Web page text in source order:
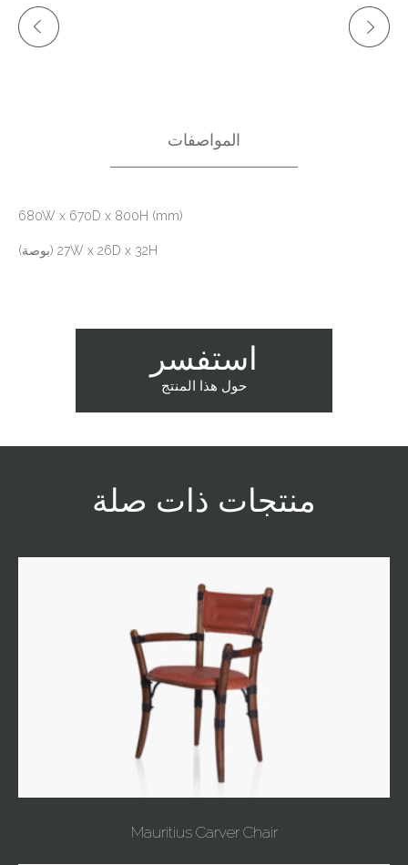
المواصفات
680W x 670D x 800H (mm)
27W x 26D x 32H (بوصة)
استفسر
حول هذا المنتج
منتجات ذات صلة
Mauritius Carver Chair